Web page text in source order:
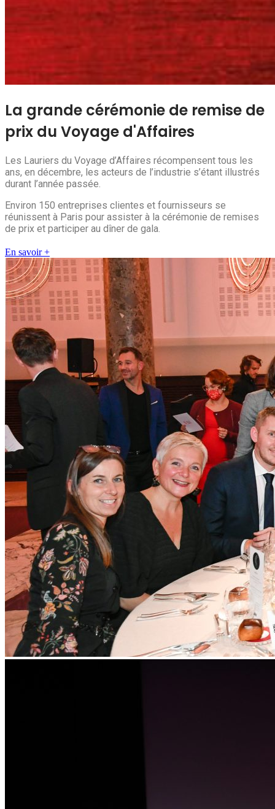
La grande cérémonie de remise de
prix du Voyage d'Affaires
Les Lauriers du Voyage d’Affaires récompensent tous les
ans, en décembre, les acteurs de l’industrie s’étant illustrés
durant l’année passée.
Environ 150 entreprises clientes et fournisseurs se
réunissent à Paris pour assister à la cérémonie de remises
de prix et participer au dîner de gala.
En savoir +